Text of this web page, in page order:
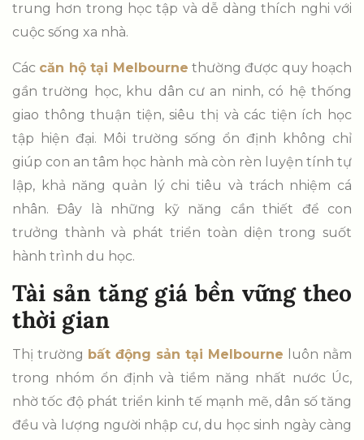
trung hơn trong học tập và dễ dàng thích nghi với
cuộc sống xa nhà.
Các căn hộ tại Melbourne thường được quy hoạch
gần trường học, khu dân cư an ninh, có hệ thống
giao thông thuận tiện, siêu thị và các tiện ích học
tập hiện đại. Môi trường sống ổn định không chỉ
giúp con an tâm học hành mà còn rèn luyện tính tự
lập, khả năng quản lý chi tiêu và trách nhiệm cá
nhân. Đây là những kỹ năng cần thiết để con
trưởng thành và phát triển toàn diện trong suốt
hành trình du học.
Tài sản tăng giá bền vững theo
thời gian
Thị trường bất động sản tại Melbourne luôn nằm
trong nhóm ổn định và tiềm năng nhất nước Úc,
nhờ tốc độ phát triển kinh tế mạnh mẽ, dân số tăng
đều và lượng người nhập cư, du học sinh ngày càng